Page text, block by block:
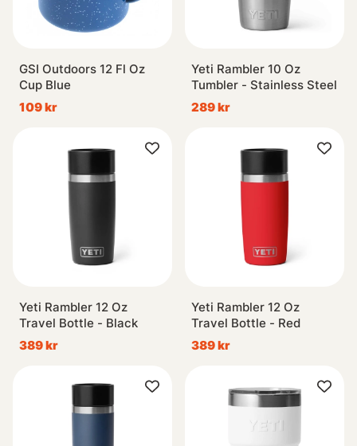
GSI Outdoors 12 Fl Oz
Cup Blue
109 kr
Yeti Rambler 10 Oz
Tumbler - Stainless Steel
289 kr
Yeti Rambler 12 Oz
Travel Bottle - Black
389 kr
Yeti Rambler 12 Oz
Travel Bottle - Red
389 kr